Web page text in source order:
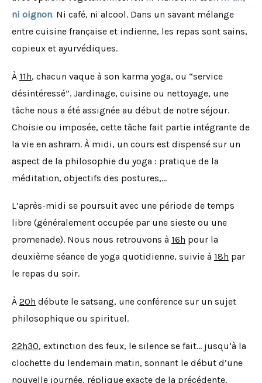
ni oignon. Ni café, ni alcool. Dans un savant mélange
entre cuisine française et indienne, les repas sont sains,
copieux et ayurvédiques.
À 11h, chacun vaque à son karma yoga, ou “service
désintéressé”. Jardinage, cuisine ou nettoyage, une
tâche nous a été assignée au début de notre séjour.
Choisie ou imposée, cette tâche fait partie intégrante de
la vie en ashram. À midi, un cours est dispensé sur un
aspect de la philosophie du yoga : pratique de la
méditation, objectifs des postures,…
L’après-midi se poursuit avec une période de temps
libre (généralement occupée par une sieste ou une
promenade). Nous nous retrouvons à 16h pour la
deuxième séance de yoga quotidienne, suivie à 18h par
le repas du soir.
À 20h débute le satsang, une conférence sur un sujet
philosophique ou spirituel.
22h30, extinction des feux, le silence se fait… jusqu’à la
clochette du lendemain matin, sonnant le début d’une
nouvelle journée, réplique exacte de la précédente.